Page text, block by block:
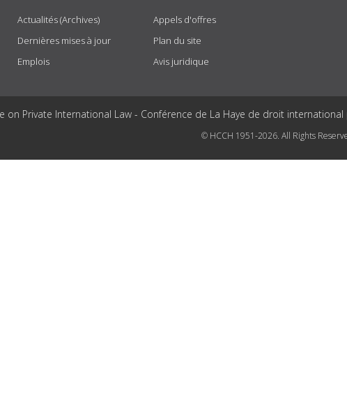
Actualités (Archives)
Dernières mises à jour
Emplois
Appels d'offres
Plan du site
Avis juridique
on Private International Law - Conférence de La Haye de droit
© HCCH 1951-2026. All Rights